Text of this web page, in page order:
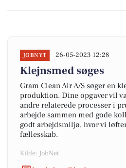
JOBNYT 26-05-2023 12:28
Klejnsmed søges
Gram Clean Air A/S søger en
produktion. Dine opgaver vil
andre relaterede processer i
arbejde sammen med gode
godt arbejdsmiljø, hvor vi
fællesskab.
Kilde: JobNet